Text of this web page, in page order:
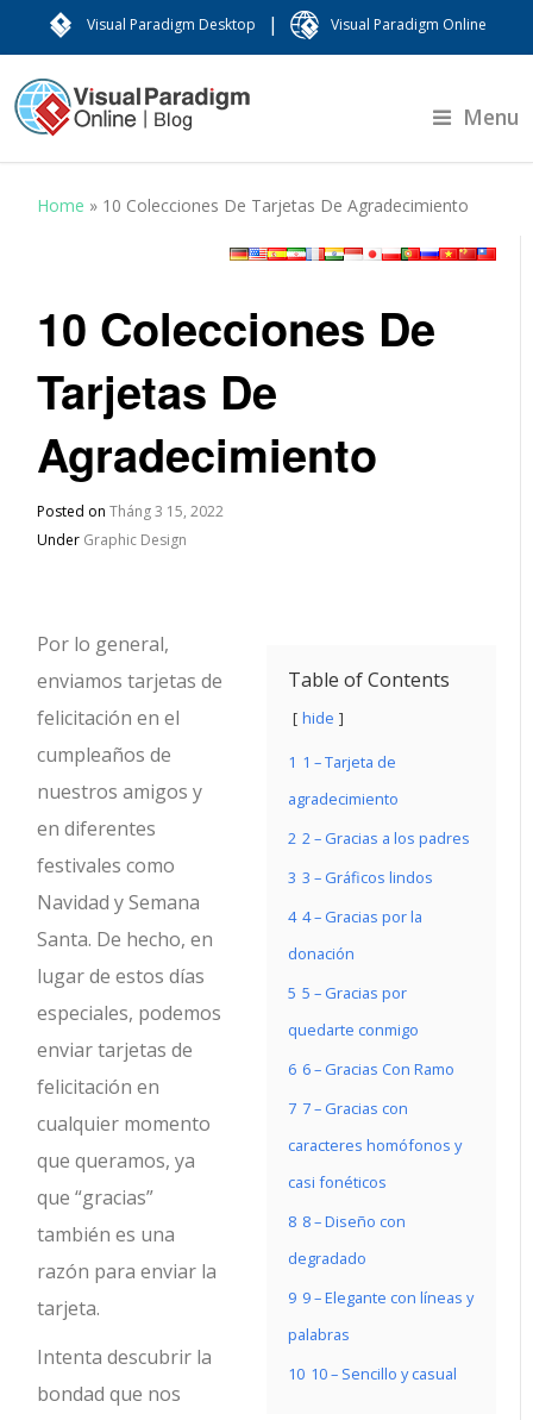
Visual Paradigm Desktop | Visual Paradigm Online
Menu
Home » 10 Colecciones De Tarjetas De Agradecimiento
10 Colecciones De
Tarjetas De
Agradecimiento
Posted onTháng 3 15, 2022
Under Graphic Design
Table of Contents
hide
1 1 – Tarjeta de
agradecimiento
2 2 – Gracias a los padres
3 3 – Gráficos lindos
4 4 – Gracias por la
donación
5 5 – Gracias por
quedarte conmigo
6 6 – Gracias Con Ramo
7 7 – Gracias con
caracteres homófonos y
casi fonéticos
8 8 – Diseño con
degradado
9 9 – Elegante con líneas y
palabras
10 10 – Sencillo y casual
Por lo general,
enviamos tarjetas de
felicitación en el
cumpleaños de
nuestros amigos y
en diferentes
festivales como
Navidad y Semana
Santa. De hecho, en
lugar de estos días
especiales, podemos
enviar tarjetas de
felicitación en
cualquier momento
que queramos, ya
que “gracias”
también es una
razón para enviar la
tarjeta.
Intenta descubrir la
bondad que nos